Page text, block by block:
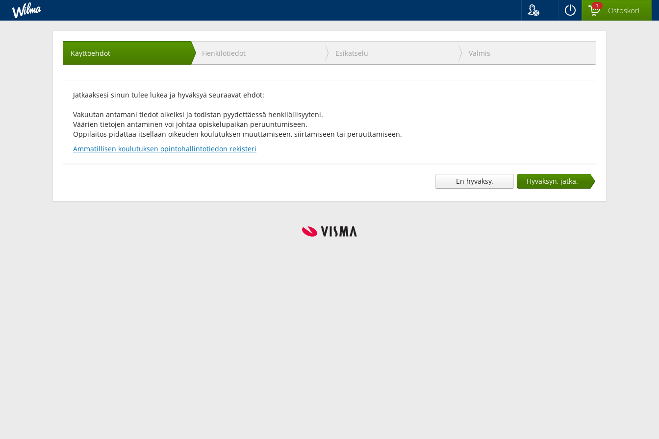
1 Ostoskori
Käyttöehtojen
hyväksyminen
Käyttöehdot Henkilötiedot Esikatselu Valmis
Jatkaaksesi sinun tulee lukea ja hyväksyä seuraavat ehdot:
Vakuutan antamani tiedot oikeiksi ja todistan pyydettäessä henkilöllisyyteni.
Väärien tietojen antaminen voi johtaa opiskelupaikan peruuntumiseen.
Oppilaitos pidättää itsellään oikeuden koulutuksen muuttamiseen, siirtämiseen tai peruuttamiseen.
Ammatillisen koulutuksen opintohallintotiedon rekisteri
En hyväksy. Hyväksyn, jatka.